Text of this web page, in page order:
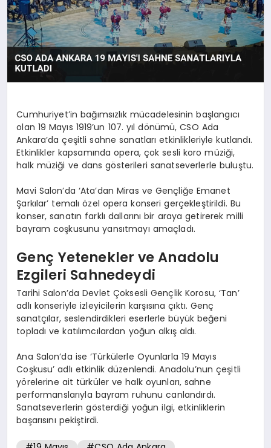
DÜNYA
YAŞAM
Cumhuriyet’in bağımsızlık mücadelesinin başlangıcı
olan 19 Mayıs 1919’un 107. yıl dönümü, CSO Ada
Ankara’da çeşitli sahne sanatları etkinlikleriyle kutlandı.
Etkinlikler kapsamında opera, çok sesli koro müziği,
halk müziği ve dans gösterileri sanatseverlerle buluştu.
Mavi Salon’da ‘Ata’dan Miras ve Gençliğe Emanet
Şarkılar’ temalı özel opera konseri gerçekleştirildi. Bu
konser, sanatın farklı dallarını bir araya getirerek milli
bayram coşkusunu yansıtmayı amaçladı.
Genç Yetenekler ve Anadolu
Ezgileri Sahnedeydi
Tarihi Salon’da Devlet Çoksesli Gençlik Korosu, ‘Tan’
adlı konseriyle izleyicilerin karşısına çıktı. Genç
sanatçılar, seslendirdikleri eserlerle büyük beğeni
topladı ve katılımcılardan yoğun alkış aldı.
Ana Salon’da ise ‘Türkülerle Oyunlarla 19 Mayıs
Coşkusu’ adlı etkinlik düzenlendi. Anadolu’nun çeşitli
yörelerine ait türküler ve halk oyunları, sahne
performanslarıyla bayram ruhunu canlandırdı.
Sanatseverlerin gösterdiği yoğun ilgi, etkinliklerin
başarısını pekiştirdi.